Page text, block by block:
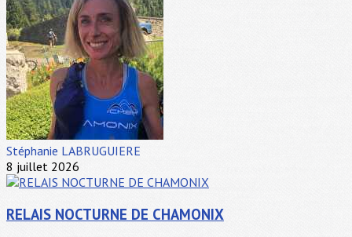
Stéphanie LABRUGUIERE
8 juillet 2026
RELAIS NOCTURNE DE CHAMONIX